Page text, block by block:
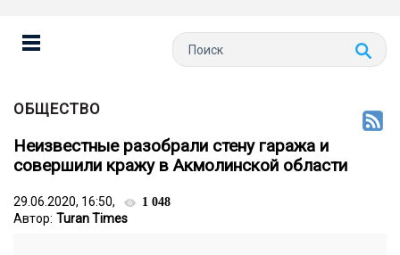
ОБЩЕСТВО
Неизвестные разобрали стену гаража и
совершили кражу в Акмолинской области
29.06.2020, 16:50, 1 048
Автор: Turan Times